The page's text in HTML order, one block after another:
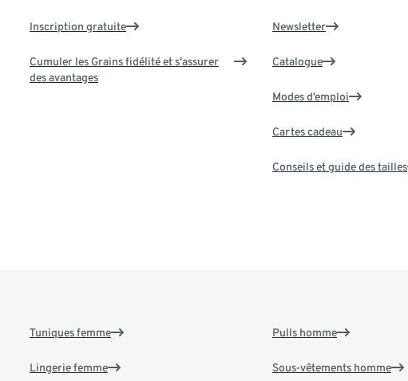
Inscription gratuite
Cumuler les Grains fidélité et s'assurer
des avantages
Newsletter
Catalogue
Modes d’emploi
Cartes cadeau
Conseils et guide des tailles
Tuniques femme
Lingerie femme
Pulls homme
Sous-vêtements homme